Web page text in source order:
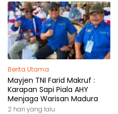
Berita Utama
Mayjen TNI Farid Makruf :
Karapan Sapi Piala AHY
Menjaga Warisan Madura
2 hari yang lalu